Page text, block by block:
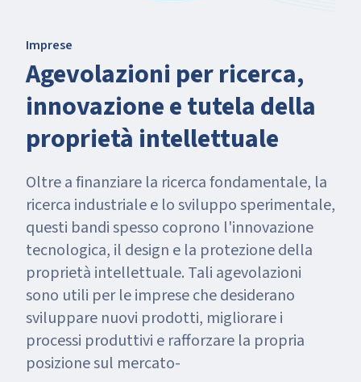
Imprese
Agevolazioni per ricerca,
innovazione e tutela della
proprietà intellettuale
Oltre a finanziare la ricerca fondamentale, la
ricerca industriale e lo sviluppo sperimentale,
questi bandi spesso coprono l'innovazione
tecnologica, il design e la protezione della
proprietà intellettuale. Tali agevolazioni
sono utili per le imprese che desiderano
sviluppare nuovi prodotti, migliorare i
processi produttivi e rafforzare la propria
posizione sul mercato-